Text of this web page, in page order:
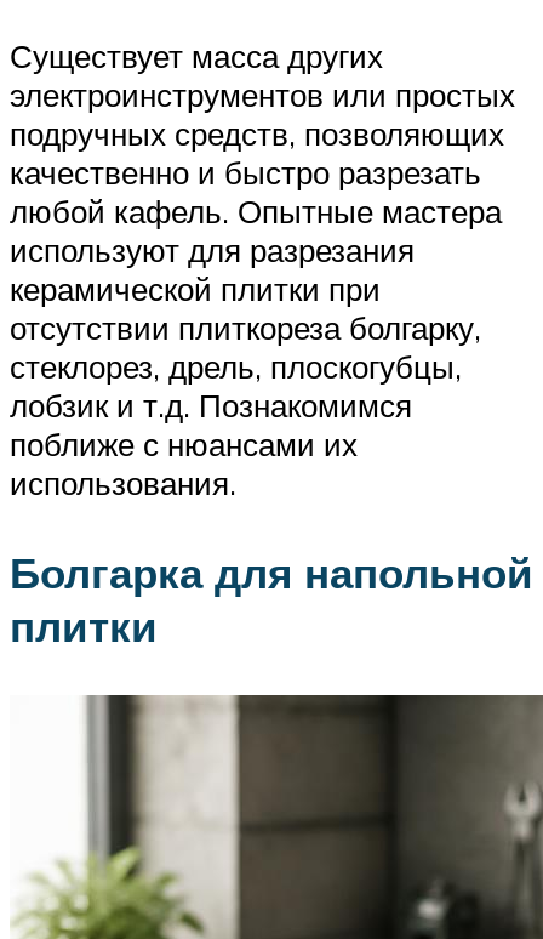
Существует масса других
электроинструментов или простых
подручных средств, позволяющих
качественно и быстро разрезать
любой кафель. Опытные мастера
используют для разрезания
керамической плитки при
отсутствии плиткореза болгарку,
стеклорез, дрель, плоскогубцы,
лобзик и т.д. Познакомимся
поближе с нюансами их
использования.
Болгарка для напольной
плитки